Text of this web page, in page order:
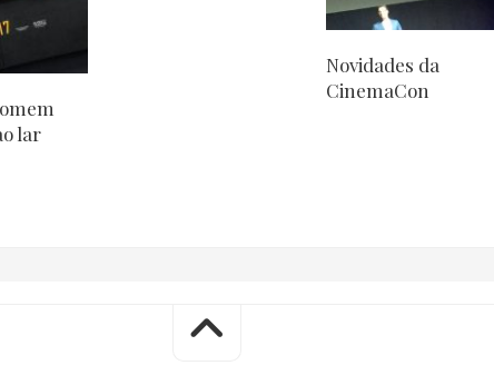
lar
Novidades da
CinemaCon